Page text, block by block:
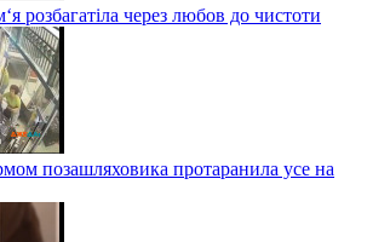
розбагатіла через любов до чистоти
позашляховика протаранила усе на